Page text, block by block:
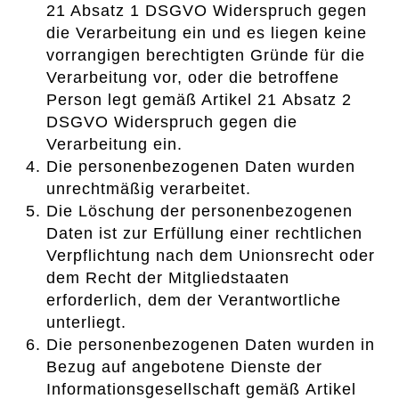
21 Absatz 1 DSGVO Widerspruch gegen
die Verarbeitung ein und es liegen keine
vorrangigen berechtigten Gründe für die
Verarbeitung vor, oder die betroffene
Person legt gemäß Artikel 21 Absatz 2
DSGVO Widerspruch gegen die
Verarbeitung ein.
Die personenbezogenen Daten wurden
unrechtmäßig verarbeitet.
Die Löschung der personenbezogenen
Daten ist zur Erfüllung einer rechtlichen
Verpflichtung nach dem Unionsrecht oder
dem Recht der Mitgliedstaaten
erforderlich, dem der Verantwortliche
unterliegt.
Die personenbezogenen Daten wurden in
Bezug auf angebotene Dienste der
Informationsgesellschaft gemäß Artikel